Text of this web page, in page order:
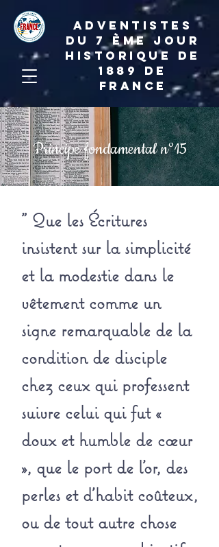
ADVENTISTES
DU 7 ème JOUR
HISTORIQUE DE
1889 de
france
Principe fondamental n°15
" Que les Écritures
insistent sur la simplicité
et la modestie dans le
vêtement comme un
signe remarquable de la
condition de disciple
chez ceux qui professent
suivre celui qui fut «
doux et humble de cœur
», que le port de l'or, des
perles et d'habit coûteux,
ou de tout autre chose